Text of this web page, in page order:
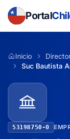
Portal
Inicio
Suc Bautista
53198750-0